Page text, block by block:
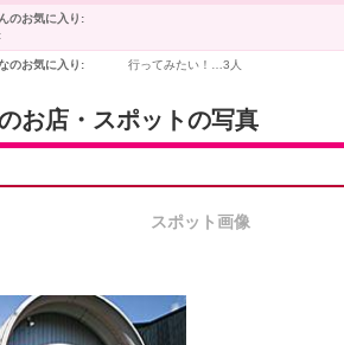
のお気に入り:
のお気に入り: 行ってみたい！… 3人
お店・スポットの写真
スポット画像